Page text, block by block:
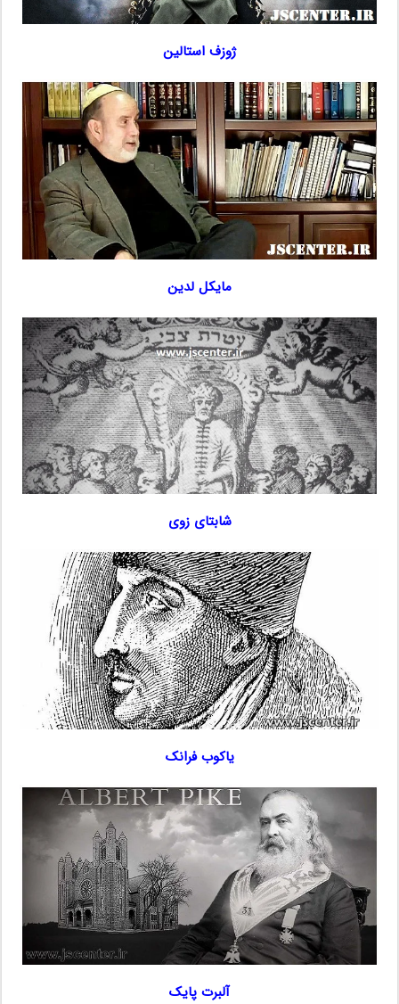
ژوزف استالین
مایکل لدین
شابتای زوی
یاکوب فرانک
آلبرت پایک